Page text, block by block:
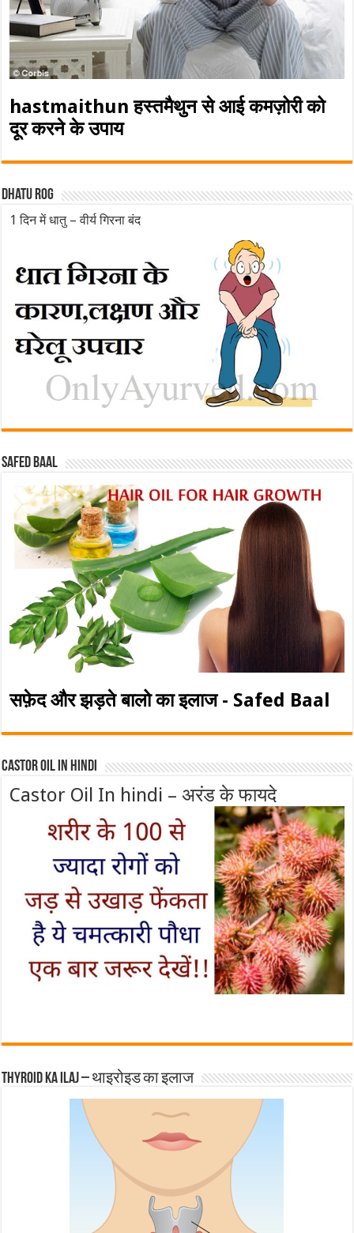
hastmaithun हस्तमैथुन से आई कमज़ोरी को
दूर करने के उपाय
Dhatu rog
1 दिन में धातु – वीर्य गिरना बंद
Safed baal
सफ़ेद और झड़ते बालो का इलाज - Safed Baal
Castor Oil In Hindi
Castor Oil In hindi – अरंड के फायदे
Thyroid ka ilaj – थाइरोइड का इलाज